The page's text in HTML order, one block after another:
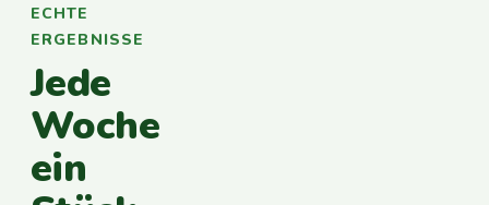
ECHTE
ERGEBNISSE
Jede
Woche
ein